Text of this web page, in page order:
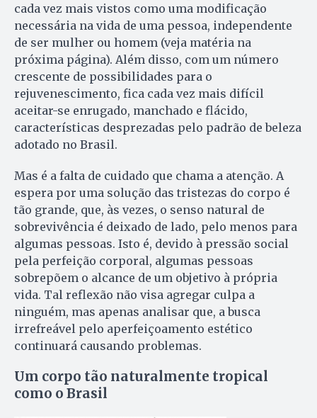
cada vez mais vistos como uma modificação
necessária na vida de uma pessoa, independente
de ser mulher ou homem (veja matéria na
próxima página). Além disso, com um número
crescente de possibilidades para o
rejuvenescimento, fica cada vez mais difícil
aceitar-se enrugado, manchado e flácido,
características desprezadas pelo padrão de beleza
adotado no Brasil.
Mas é a falta de cuidado que chama a atenção. A
espera por uma solução das tristezas do corpo é
tão grande, que, às vezes, o senso natural de
sobrevivência é deixado de lado, pelo menos para
algumas pessoas. Isto é, devido à pressão social
pela perfeição corporal, algumas pessoas
sobrepõem o alcance de um objetivo à própria
vida. Tal reflexão não visa agregar culpa a
ninguém, mas apenas analisar que, a busca
irrefreável pelo aperfeiçoamento estético
continuará causando problemas.
Um corpo tão naturalmente tropical
como o Brasil